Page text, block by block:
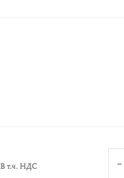
В т.ч. НДС -